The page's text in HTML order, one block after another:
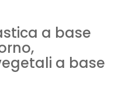
a base
a base